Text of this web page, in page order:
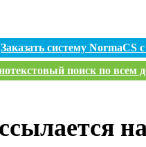
Заказать систему
поиск по всем